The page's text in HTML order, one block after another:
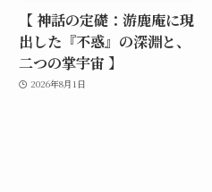
【 神話の定礎：游鹿庵に現
出した『不惑』の深淵と、
二つの掌宇宙 】
2026年8月1日